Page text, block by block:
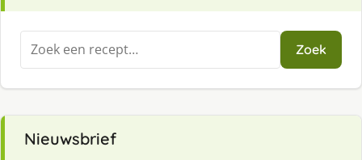
Zoeken
naar:
Zoek
Nieuwsbrief